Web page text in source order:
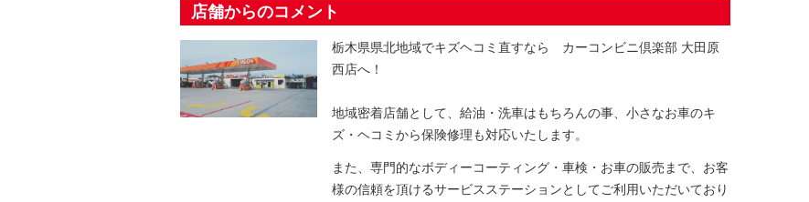
店舗からのコメント
栃木県県北地域でキズヘコミ直すなら カーコンビニ倶楽部 大田原
西店へ！
地域密着店舗として、給油・洗車はもちろんの事、小さなお車のキ
ズ・ヘコミから保険修理も対応いたします。
また、専門的なボディーコーティング・車検・お車の販売まで、お客
様の信頼を頂けるサービスステーションとしてご利用いただいており